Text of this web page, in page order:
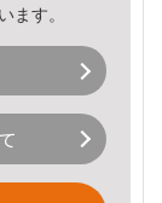
ます。